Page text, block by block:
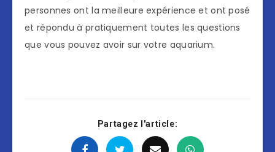
personnes ont la meilleure expérience et ont posé
et répondu à pratiquement toutes les questions
que vous pouvez avoir sur votre aquarium.
Partagez l'article: